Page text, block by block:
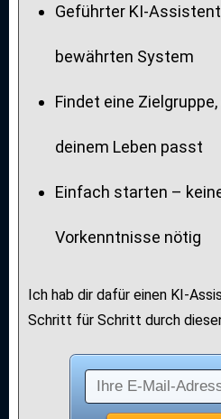
Geführter KI-
bewährten System
Findet eine
deinem Leben passt
Einfach starten –
Vorkenntnisse nötig
Ich hab dir dafür einen KI-
Schritt für Schritt durch